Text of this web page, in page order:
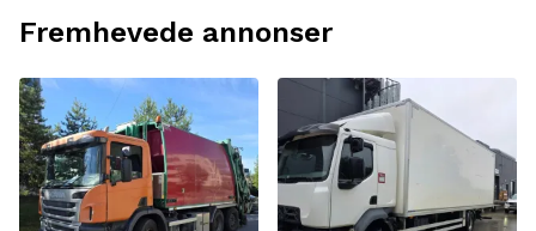
Fremhevede annonser